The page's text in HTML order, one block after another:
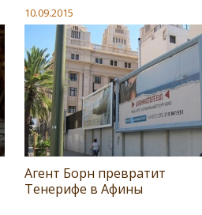
10.09.2015
Агент Борн превратит
Тенерифе в Афины